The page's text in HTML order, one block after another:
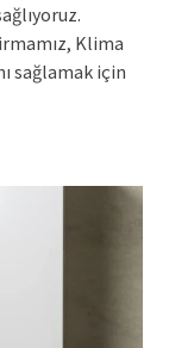
Klima
sağlamak için